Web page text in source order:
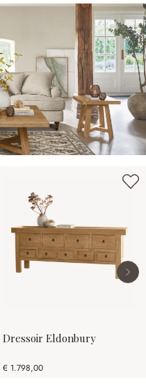
Dressoir Eldonbury
€ 1.798,00